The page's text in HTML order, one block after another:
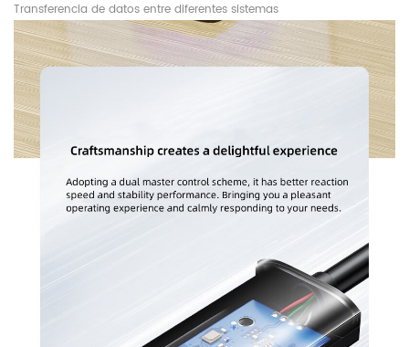
Transferencia de datos entre diferentes sistemas